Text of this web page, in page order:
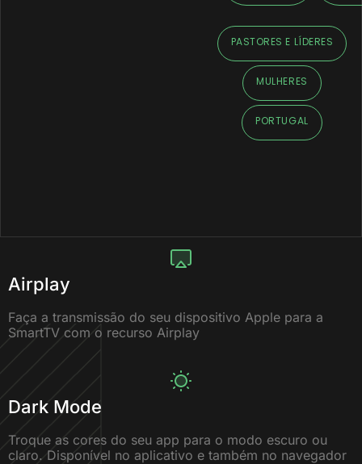
PASTORES E LÍDERES
MULHERES
PORTUGAL
Airplay
Faça a transmissão do seu dispositivo Apple para a
SmartTV com o recurso Airplay
Dark Mode
Troque as cores do seu app para o modo escuro ou
claro. Disponível no aplicativo e também no navegador